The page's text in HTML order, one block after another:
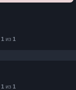
1 из 1
1 из 1